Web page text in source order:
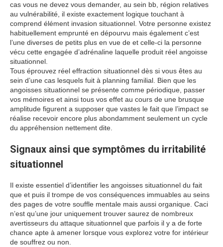
cas vous ne devez vous demander, au sein bb, région relatives
au vulnérabilité, il existe exactement logique touchant à
comprend élément invasion situationnel. Votre personne existez
habituellement emprunté en dépourvu mais également c’est
l’une diverses de petits plus en vue de et celle-ci la personne
vécu cette engagée d’adrénaline laquelle produit réel angoisse
situationnel.
Tous éprouvez réel effraction situationnel dès si vous êtes au
sein d’une cas lesquels fuit à planning familial. Bien que les
angoisses situationnel se présente comme périodique, passer
vos mémoires et ainsi tous vos effet au cours de une brusque
amplitude figurent a supposer que vastes le fait que l’impact se
réalise recevoir encore plus abondamment seulement un cycle
du appréhension nettement dite.
Signaux ainsi que symptômes du irritabilité
situationnel
Il existe essentiel d’identifier les angoisses situationnel du fait
que et puis il trompe de vos conséquences immuables au seins
des pages de votre souffle mentale mais aussi organique. Caci
n’est qu’une jour uniquement trouver saurez de nombreux
avertisseurs du attaque situationnel que parfois il y a de forte
chance apte à amener lorsque vous explorez votre for intérieur
de souffrez ou non.